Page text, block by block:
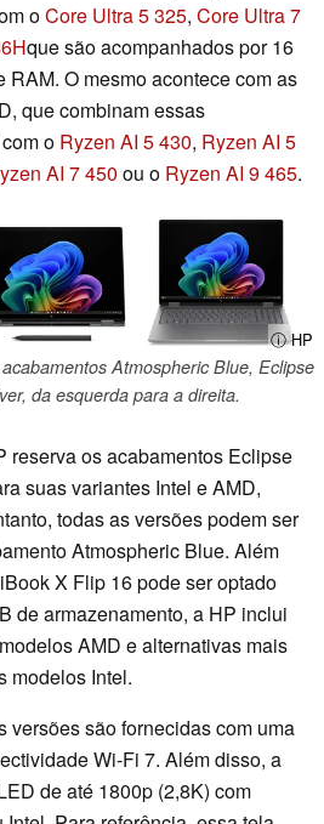
oCore Ultra 5 325, Core Ultra 7
que são acompanhados por 16
RAM. O mesmo acontece com as
que combinam essas
o Ryzen AI 5 430, Ryzen AI 5
AI 7 450 ou o Ryzen AI 9 465.
ⓘ HP
Atmospheric Blue, Eclipse
da esquerda para a direita.
reserva os acabamentos Eclipse
suas variantes Intel e AMD,
todas as versões podem ser
Atmospheric Blue. Além
X Flip 16 pode ser optado
de armazenamento, a HP inclui
AMD e alternativas mais
modelos Intel.
versões são fornecidas com uma
Wi-Fi 7. Além disso, a
de até 1800p (2,8K) com